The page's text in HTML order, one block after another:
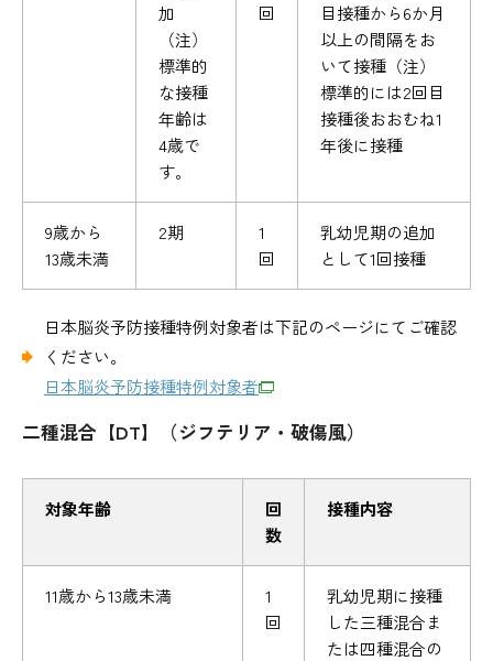
加
（注）
標準的
な接種
年齢は
4歳で
す。
回
目接種から6か月
以上の間隔をお
いて接種（注）
標準的には2回目
接種後おおむね1
年後に接種
9歳から
13歳未満
2期
1
回
乳幼児期の追加
として1回接種
日本脳炎予防接種特例対象者は下記のページにてご確認
ください。
日本脳炎予防接種特例対象者
二種混合【DT】（ジフテリア・破傷風）
対象年齢
回
数
接種内容
11歳から13歳未満
1
回
乳幼児期に接種
した三種混合ま
たは四種混合の